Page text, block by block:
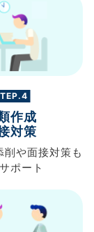
作成
対策
削や面接対策も
ポート